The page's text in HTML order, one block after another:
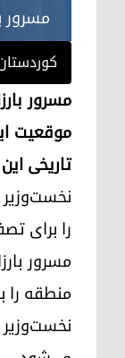
مسرور
مسرور
موقعیت
تاریخی
را برای
مسرور
منطقه را